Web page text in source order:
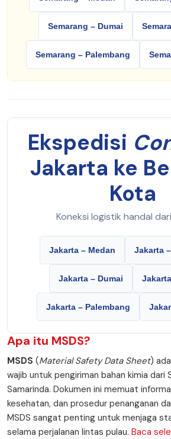
Semarang – Dumai
Semarang – Palembang
Ekspedisi
Jakarta ke
Kota
Koneksi logistik handal
Jakarta – Medan Jakarta
Jakarta – Dumai
Jakarta – Palembang
Apa itu MSDS?
MSDS (Material Safety Data Sheet)
wajib untuk pengiriman bahan kimia dari
Samarinda. Dokumen ini memuat
kesehatan, dan prosedur penanganan
MSDS sangat penting untuk menjaga
selama perjalanan lintas pulau. Baca